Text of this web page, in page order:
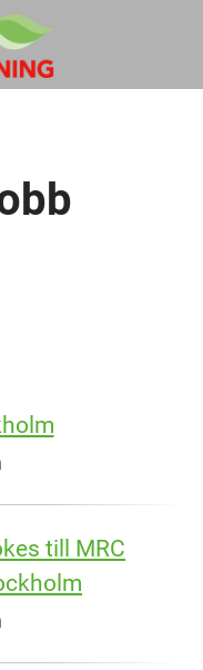
till MRC